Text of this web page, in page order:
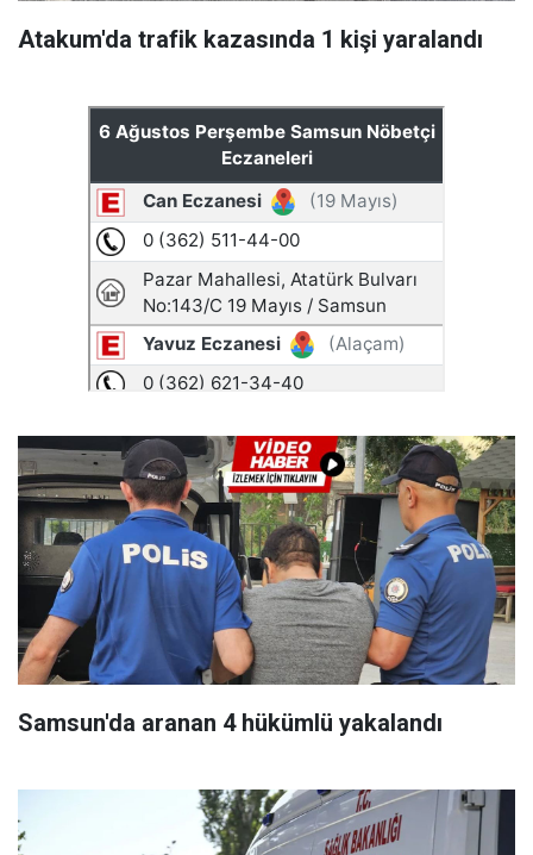
Atakum'da trafik kazasında 1 kişi yaralandı
Samsun'da aranan 4 hükümlü yakalandı